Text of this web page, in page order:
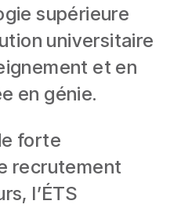
supérieure
universitaire
et en
en génie.
forte
recrutement
l’ÉTS